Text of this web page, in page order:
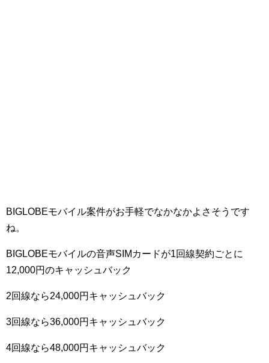
BIGLOBEモバイル案件がお手軽でなかなかよさそうです
ね。
BIGLOBEモバイルの音声SIMカードが1回線契約ごとに
12,000円のキャッシュバック
2回線なら24,000円キャッシュバック
3回線なら36,000円キャッシュバック
4回線なら48,000円キャッシュバック